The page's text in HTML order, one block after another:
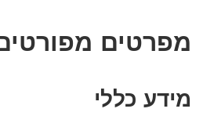
מפרטים
מידע כללי